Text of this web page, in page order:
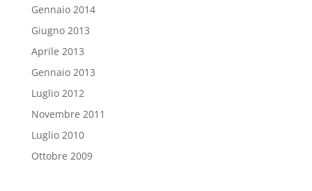
Gennaio 2014
Giugno 2013
Aprile 2013
Gennaio 2013
Luglio 2012
Novembre 2011
Luglio 2010
Ottobre 2009